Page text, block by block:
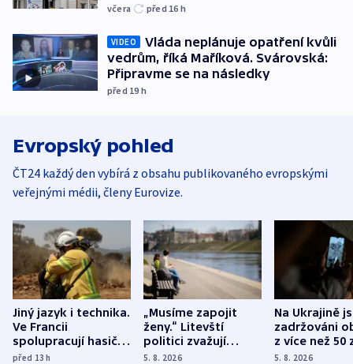
včera před 16 h
VIDEO
Vláda neplánuje opatření kvůli
vedrům, říká Maříková. Svárovská:
Připravme se na následky
před 19 h
Evropský pohled
ČT24 každý den vybírá z obsahu publikovaného evropskými
veřejnými médii, členy Eurovize.
Jiný jazyk i technika.
Ve Francii
spolupracují hasiči z
různých zemí
před 13h
„Musíme zapojit
ženy.“ Litevští
politici zvažují
dohodu o
5. 8. 2026
Na Ukrajině
zadržováni
z více než 50
Bojovali na
5. 8. 2026